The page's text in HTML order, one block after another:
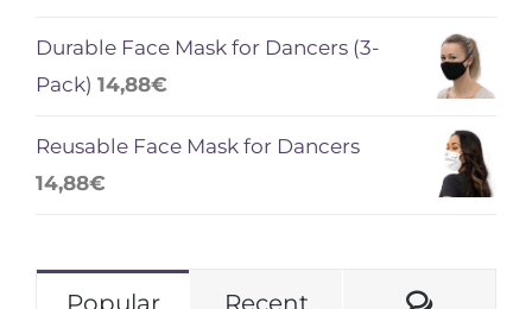
Durable Face Mask for Dancers (3-
Pack) 14,88€
Reusable Face Mask for Dancers
14,88€
Popular Recent